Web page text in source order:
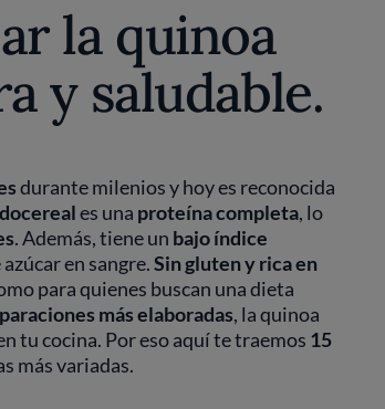
la quinoa
y saludable.
durante milenios y hoy es reconocida
es una proteína completa, lo
. Además, tiene un bajo índice
en sangre.Sin gluten y rica en
para quienes buscan una dieta
más elaboradas, la quinoa
tu cocina. Por eso aquí te traemos 15
más variadas.